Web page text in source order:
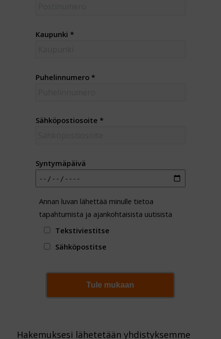
Kaupunki *
Puhelinnumero*
Sähköpostiosoite *
Syntymäpäivä
Annan luvan lähettää minulle tietoa
tapahtumista ja ajankohtaisista uutisista
Tekstiviestitse
Sähköpostitse
Tule mukaan
Hakemuksesi lähetetään yhdistyksemme